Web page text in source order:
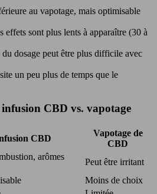
au vapotage, mais optimisable
effets sont plus lents à apparaître (30 à
dosage peut être plus difficile avec
un peu plus de temps que le
CBD vs. vapotage
CBD
Vapotage de
CBD
arômes
Peut être irritant
Moins de choix